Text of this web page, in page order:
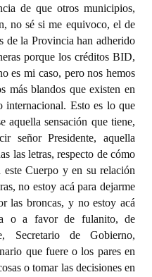
de que otros municipios,
no sé si me equivoco, el de
de la Provincia han adherido
porque los créditos BID,
es mi caso, pero nos hemos
más blandos que existen en
internacional. Esto es lo que
aquella sensación que tiene,
señor Presidente, aquella
las letras, respecto de cómo
este Cuerpo y en su relación
no estoy acá para dejarme
las broncas, y no estoy acá
o a favor de fulanito, de
Secretario de Gobierno,
que fuere o los pares en
o tomar las decisiones en